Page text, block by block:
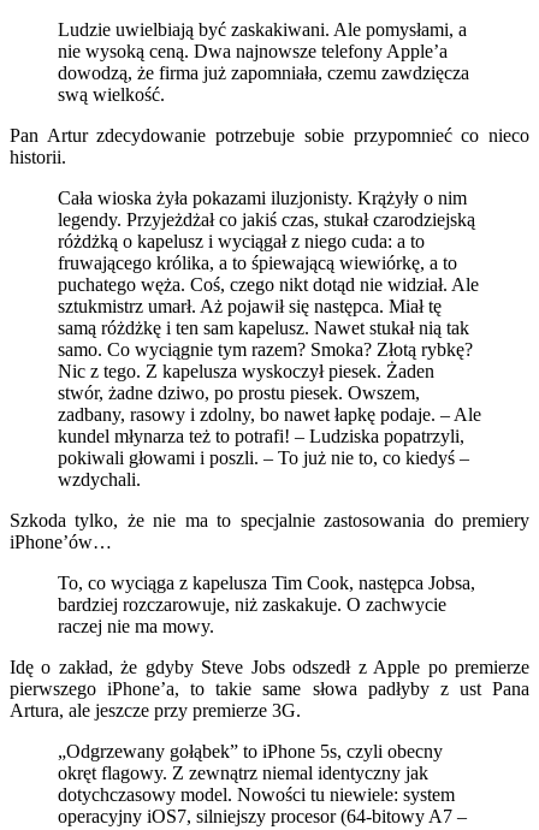
Ludzie uwielbiają być zaskakiwani. Ale pomysłami, a
nie wysoką ceną. Dwa najnowsze telefony Apple’a
dowodzą, że firma już zapomniała, czemu zawdzięcza
swą wielkość.
Pan Artur zdecydowanie potrzebuje sobie przypomnieć co nieco
historii.
Cała wioska żyła pokazami iluzjonisty. Krążyły o nim
legendy. Przyjeżdżał co jakiś czas, stukał czarodziejską
różdżką o kapelusz i wyciągał z niego cuda: a to
fruwającego królika, a to śpiewającą wiewiórkę, a to
puchatego węża. Coś, czego nikt dotąd nie widział. Ale
sztukmistrz umarł. Aż pojawił się następca. Miał tę
samą różdżkę i ten sam kapelusz. Nawet stukał nią tak
samo. Co wyciągnie tym razem? Smoka? Złotą rybkę?
Nic z tego. Z kapelusza wyskoczył piesek. Żaden
stwór, żadne dziwo, po prostu piesek. Owszem,
zadbany, rasowy i zdolny, bo nawet łapkę podaje. – Ale
kundel młynarza też to potrafi! – Ludziska popatrzyli,
pokiwali głowami i poszli. – To już nie to, co kiedyś –
wzdychali.
Szkoda tylko, że nie ma to specjalnie zastosowania do premiery
iPhone’ów…
To, co wyciąga z kapelusza Tim Cook, następca Jobsa,
bardziej rozczarowuje, niż zaskakuje. O zachwycie
raczej nie ma mowy.
Idę o zakład, że gdyby Steve Jobs odszedł z Apple po premierze
pierwszego iPhone’a, to takie same słowa padłyby z ust Pana
Artura, ale jeszcze przy premierze 3G.
„Odgrzewany gołąbek” to iPhone 5s, czyli obecny
okręt flagowy. Z zewnątrz niemal identyczny jak
dotychczasowy model. Nowości tu niewiele: system
operacyjny iOS7, silniejszy procesor (64-bitowy A7 –